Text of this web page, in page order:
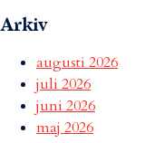
Arkiv
augusti 2026
juli 2026
juni 2026
maj 2026